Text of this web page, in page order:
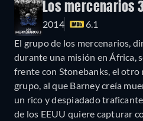
Los mercenarios
2014
6.1
El grupo de los mercenarios,
durante una misión en África,
frente con Stonebanks, el
grupo, al que Barney creía
un rico y despiadado
de los EEUU quiere capturar